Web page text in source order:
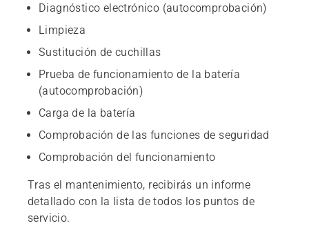
Diagnóstico electrónico (autocomprobación)
Limpieza
Sustitución de cuchillas
Prueba de funcionamiento de la batería
(autocomprobación)
Carga de la batería
Comprobación de las funciones de seguridad
Comprobación del funcionamiento
Tras el mantenimiento, recibirás un informe
detallado con la lista de todos los puntos de
servicio.